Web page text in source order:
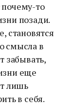
то
позади.
становятся
смысла в
забывать,
еще
лишь
в себя.